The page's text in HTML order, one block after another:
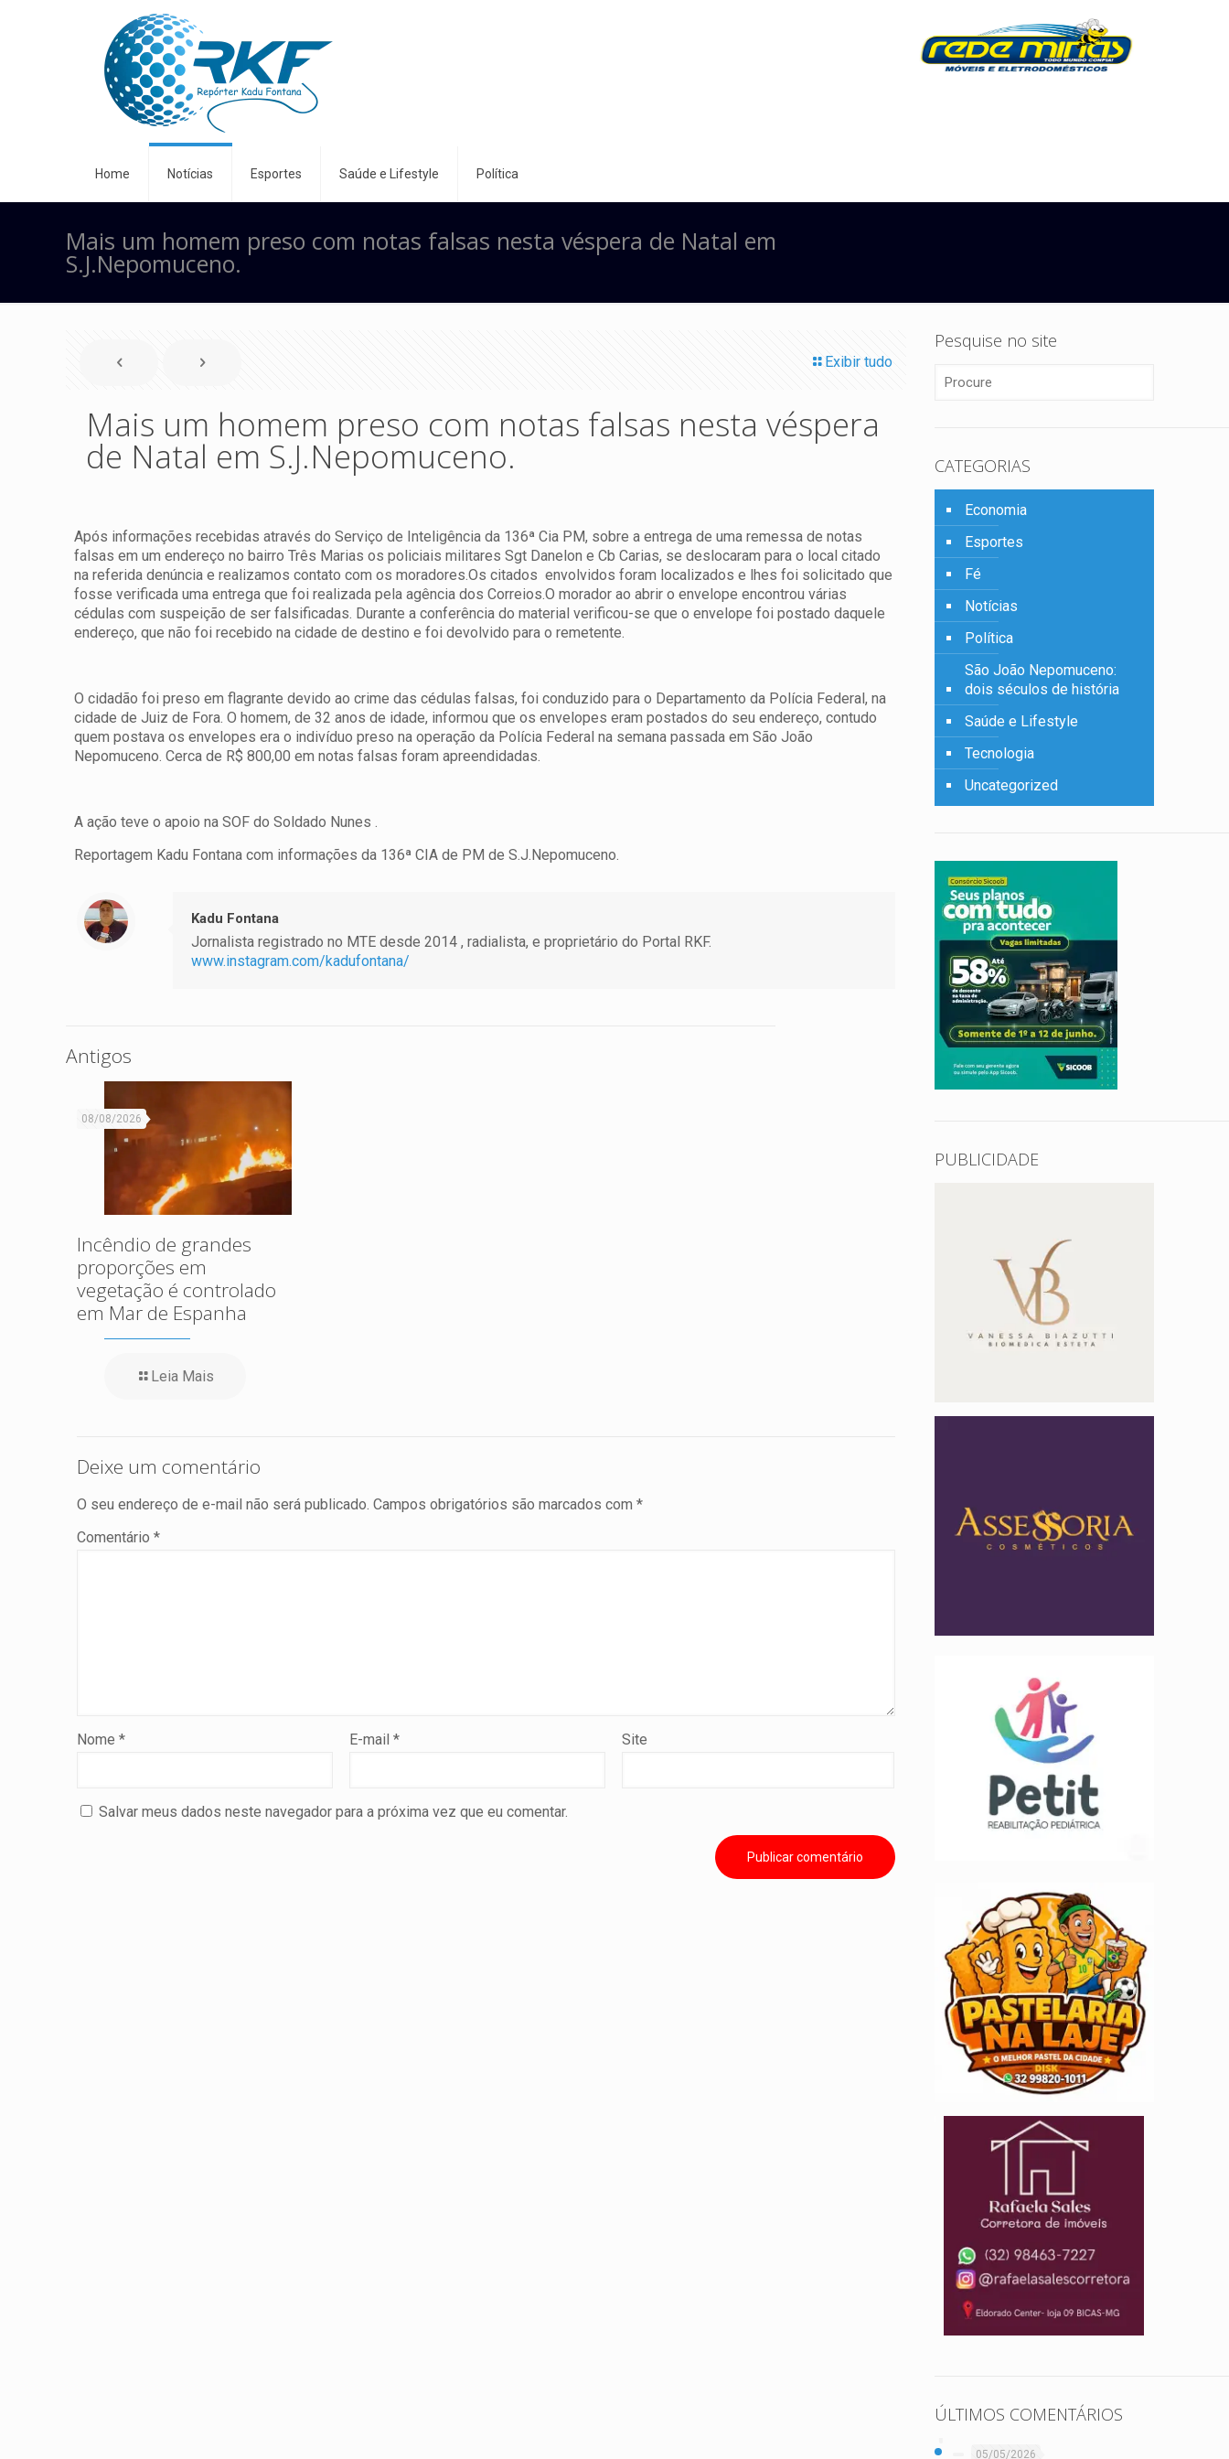
Home Notícias Esportes Saúde e Lifestyle Política
Mais um homem preso com notas falsas nesta véspera de Natal em
S.J.Nepomuceno.
Exibir tudo
Mais um homem preso com notas falsas nesta véspera
de Natal em S.J.Nepomuceno.
Após informações recebidas através do Serviço de Inteligência da 136ª Cia PM, sobre a entrega de uma remessa de notas
falsas em um endereço no bairro Três Marias os policiais militares Sgt Danelon e Cb Carias, se deslocaram para o local citado
na referida denúncia e realizamos contato com os moradores.Os citados envolvidos foram localizados e lhes foi solicitado que
fosse verificada uma entrega que foi realizada pela agência dos Correios.O morador ao abrir o envelope encontrou várias
cédulas com suspeição de ser falsificadas. Durante a conferência do material verificou-se que o envelope foi postado daquele
endereço, que não foi recebido na cidade de destino e foi devolvido para o remetente.
O cidadão foi preso em flagrante devido ao crime das cédulas falsas, foi conduzido para o Departamento da Polícia Federal, na
cidade de Juiz de Fora. O homem, de 32 anos de idade, informou que os envelopes eram postados do seu endereço, contudo
quem postava os envelopes era o indivíduo preso na operação da Polícia Federal na semana passada em São João
Nepomuceno. Cerca de R$ 800,00 em notas falsas foram apreendidadas.
A ação teve o apoio na SOF do Soldado Nunes .
Reportagem Kadu Fontana com informações da 136ª CIA de PM de S.J.Nepomuceno.
Kadu Fontana
Jornalista registrado no MTE desde 2014 , radialista, e proprietário do Portal RKF.
www.instagram.com/kadufontana/
Antigos
08/08/2026
Incêndio de grandes
proporções em
vegetação é controlado
em Mar de Espanha
Leia Mais
Deixe um comentário
O seu endereço de e-mail não será publicado. Campos obrigatórios são marcados com *
Comentário *
Nome * E-mail* Site
Salvar meus dados neste navegador para a próxima vez que eu comentar.
Pesquise no site
CATEGORIAS
Economia
Esportes
Fé
Notícias
Política
São João Nepomuceno:
dois séculos de história
Saúde e Lifestyle
Tecnologia
Uncategorized
PUBLICIDADE
ÚLTIMOS COMENTÁRIOS
05/05/2026